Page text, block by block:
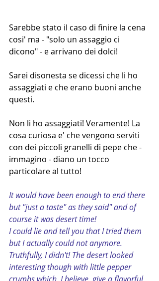
Sarebbe stato il caso di finire la cena
cosi' ma - "solo un assaggio ci
dicono" - e arrivano dei dolci!
Sarei disonesta se dicessi che li ho
assaggiati e che erano buoni anche
questi.
Non li ho assaggiati! Veramente! La
cosa curiosa e' che vengono serviti
con dei piccoli granelli di pepe che -
immagino - diano un tocco
particolare al tutto!
It would have been enough to end there
but "just a taste" as they said" and of
course it was desert time!
I could lie and tell you that I tried them
but I actually could not anymore.
Truthfully, I didn't! The desert looked
interesting though with little pepper